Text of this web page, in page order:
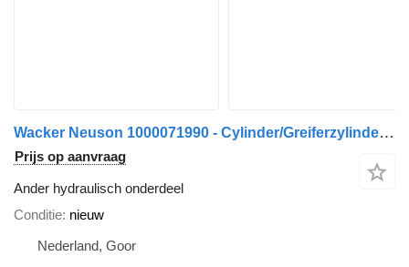
Wacker Neuson 1000071990 - Cylinder/Greiferzylinder/Cilinder
Prijs op aanvraag
Ander hydraulisch onderdeel
Conditie nieuw
Nederland, Goor